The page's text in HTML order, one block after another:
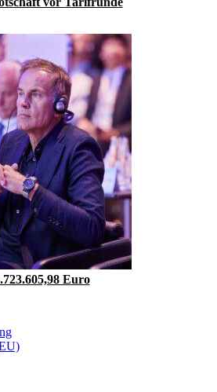
Euro